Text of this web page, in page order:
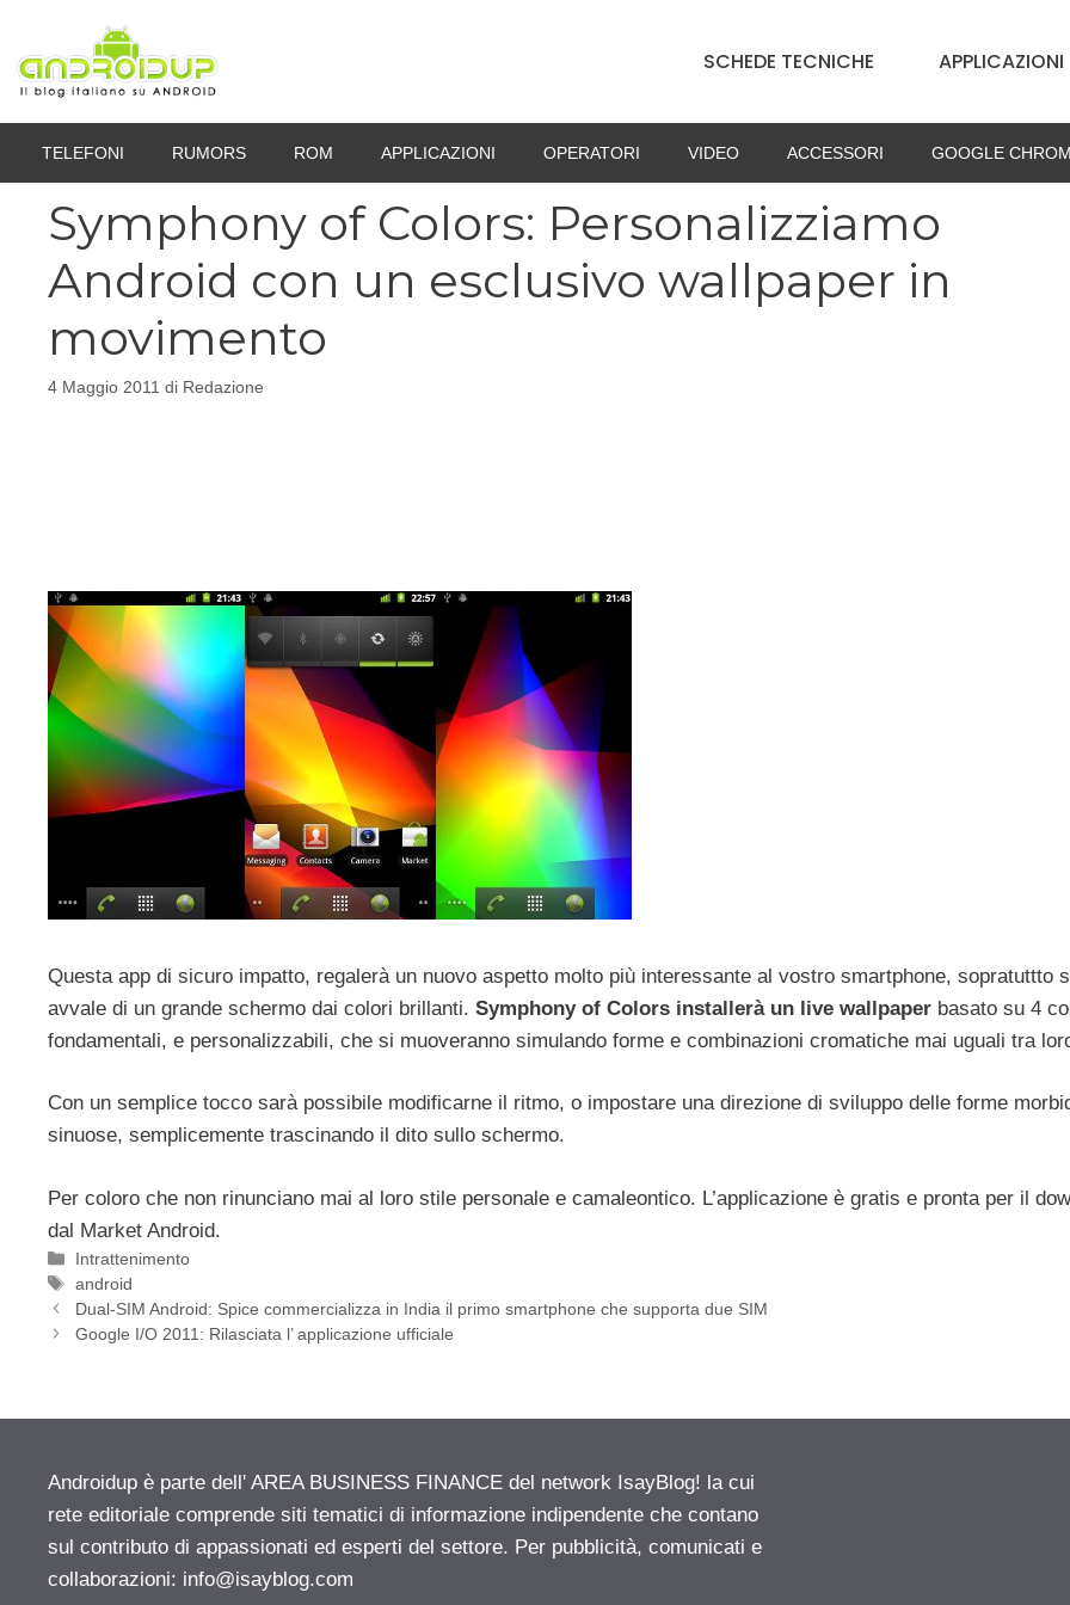
contenuto
SCHEDE TECNICHE APPLICAZIONI
TELEFONI RUMORS ROM APPLICAZIONI OPERATORI VIDEO ACCESSORI GOOGLE
Symphony of Colors: Personalizziamo
Android con un esclusivo wallpaper in
movimento
4 Maggio 2011 di Redazione
Questa app di sicuro impatto, regalerà un nuovo aspetto molto più interessante al vostro smartphone, sopratuttto
avvale di un grande schermo dai colori brillanti. Symphony of Colors installerà un live wallpaper basato su 4
fondamentali, e personalizzabili, che si muoveranno simulando forme e combinazioni cromatiche mai uguali tra
Con un semplice tocco sarà possibile modificarne il ritmo, o impostare una direzione di sviluppo delle forme
sinuose, semplicemente trascinando il dito sullo schermo.
Per coloro che non rinunciano mai al loro stile personale e camaleontico. L’applicazione è gratis e pronta per il
dal Market Android.
Categorie
Intrattenimento
Tag
android
Dual-SIM Android: Spice commercializza in India il primo smartphone che supporta due SIM
Google I/O 2011: Rilasciata l’ applicazione ufficiale
Androidup è parte dell' AREA BUSINESS FINANCE del network IsayBlog! la cui
rete editoriale comprende siti tematici di informazione indipendente che contano
sul contributo di appassionati ed esperti del settore. Per pubblicità, comunicati e
collaborazioni: info@isayblog.com